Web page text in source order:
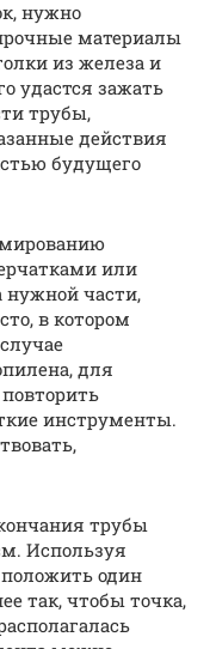
нужно
материалы
из железа и
удастся зажать
трубы,
действия
будущего
или
нужной части,
в котором
для
инструменты.
трубы
Используя
один
так, чтобы точка,